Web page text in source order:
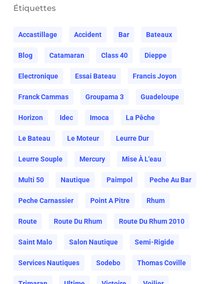
Étiquettes
Accastillage Accident Bar Bateaux
Blog Catamaran Class 40 Dieppe
Electronique Essai Bateau Francis Joyon
Franck Cammas Groupama 3 Guadeloupe
Horizon Idec Imoca La Pêche
Le Bateau Le Moteur Leurre Dur
Leurre Souple Mercury Mise À L'eau
Multi 50 Nautique Paimpol Peche Au Bar
Peche Carnassier Point A Pitre Rhum
Route Route Du Rhum Route Du Rhum 2010
Saint Malo Salon Nautique Semi-Rigide
Services Nautiques Sodebo Thomas Coville